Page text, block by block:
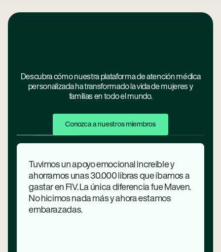
Descubra cómo nuestra plataforma de atención médica
personalizada ha transformado la vida de mujeres y
familias en todo el mundo.
Conozca A Nuestros Miembros
Conozca a nuestros miembros
Tuvimos un apoyo emocional increíble y
ahorramos unas 30.000 libras que íbamos a
gastar en FIV. La única diferencia fue Maven.
No hicimos nada más y ahora estamos
embarazadas.